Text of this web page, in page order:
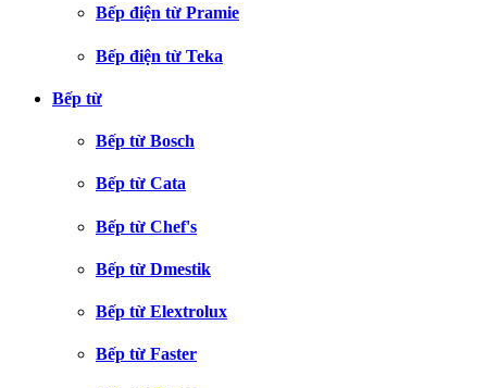
Bếp điện từ Pramie
Bếp điện từ Teka
Bếp từ
Bếp từ Bosch
Bếp từ Cata
Bếp từ Chef's
Bếp từ Dmestik
Bếp từ Elextrolux
Bếp từ Faster